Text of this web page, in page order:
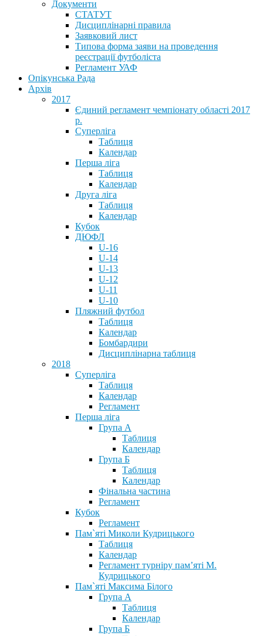
Документи
СТАТУТ
Дисциплінарні правила
Заявковий лист
Типова форма заяви на проведення
реєстрації футболіста
Регламент УАФ
Опікунська Рада
Архів
2017
Єдиний регламент чемпіонату області 2017
р.
Суперліга
Таблиця
Календар
Перша ліга
Таблиця
Календар
Друга ліга
Таблиця
Календар
Кубок
ДЮФЛ
U-16
U-14
U-13
U-12
U-11
U-10
Пляжний футбол
Таблиця
Календар
Бомбардири
Дисциплінарна таблиця
2018
Суперліга
Таблиця
Календар
Регламент
Перша ліга
Група А
Таблиця
Календар
Група Б
Таблиця
Календар
Фінальна частина
Регламент
Кубок
Регламент
Пам`яті Миколи Кудрицького
Таблиця
Календар
Регламент турніру пам’яті М.
Кудрицького
Пам`яті Максима Білого
Група А
Таблиця
Календар
Група Б